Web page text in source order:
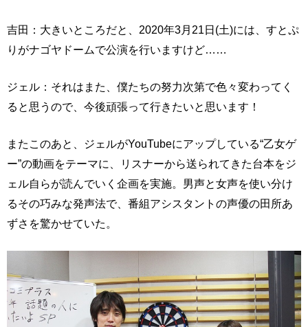
吉田：大きいところだと、2020年3月21日(土)には、すとぷ
りがナゴヤドームで公演を行いますけど……
ジェル：それはまた、僕たちの努力次第で色々変わってく
ると思うので、今後頑張って行きたいと思います！
またこのあと、ジェルがYouTubeにアップしている“乙女ゲ
ー”の動画をテーマに、リスナーから送られてきた台本をジ
ェル自らが読んでいく企画を実施。男声と女声を使い分け
るその巧みな発声法で、番組アシスタントの声優の田所あ
ずさを驚かせていた。